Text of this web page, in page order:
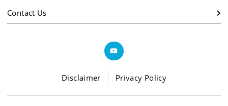
Contact Us
Disclaimer Privacy Policy